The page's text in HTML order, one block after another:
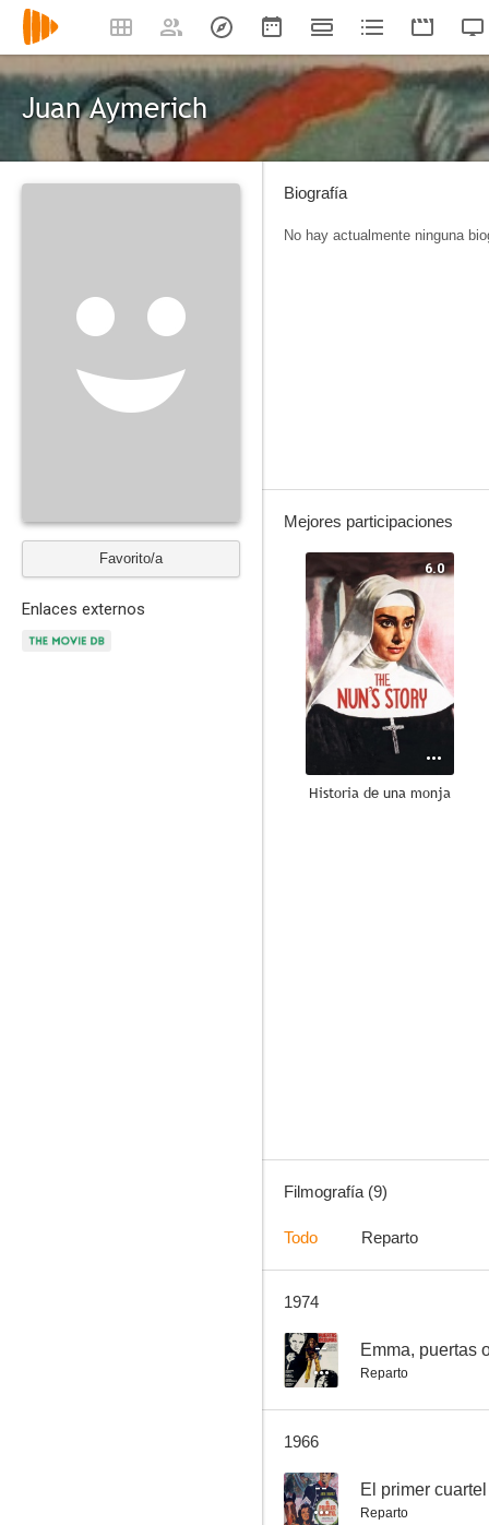
Juan Aymerich
Favorito/a
Enlaces externos
Biografía
No hay actualmente ninguna
Mejores participaciones
6.0
Historia de una monja
La ruta de los narcóticos
Filmografía (9)
Todo Reparto
1974
-- Emma, puertas
Reparto
1966
-- El primer cuartel
Reparto